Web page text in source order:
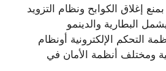
إغلاق الكوابح ونظام التزويد
البطارية والدينمو
التحكم الإلكترونية أونظام
ومختلف أنظمة الأمان في